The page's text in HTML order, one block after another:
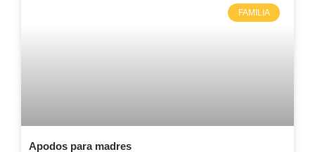
FAMILIA
Apodos para madres